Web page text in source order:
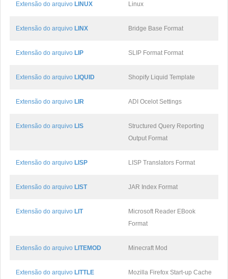
Extensão do arquivo LINUX Linux
Extensão do arquivo LINX Bridge Base Format
Extensão do arquivo LIP SLIP Format Format
Extensão do arquivo LIQUID Shopify Liquid Template
Extensão do arquivo LIR ADI Ocelot Settings
Extensão do arquivo LIS
Structured Query Reporting
Output Format
Extensão do arquivo LISP LISP Translators Format
Extensão do arquivo LIST JAR Index Format
Extensão do arquivo LIT
Microsoft Reader EBook
Format
Extensão do arquivo LITEMOD Minecraft Mod
Extensão do arquivo LITTLE Mozilla Firefox Start-up Cache